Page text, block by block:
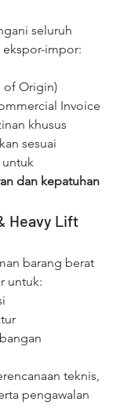
seluruh
impor:
of Origin)
Invoice
khusus
sesuai
untuk
dan kepatuhan
Heavy Lift
barang berat
untuk:
teknis,
pengawalan